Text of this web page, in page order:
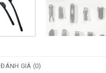
ĐÁNH GIÁ (0)